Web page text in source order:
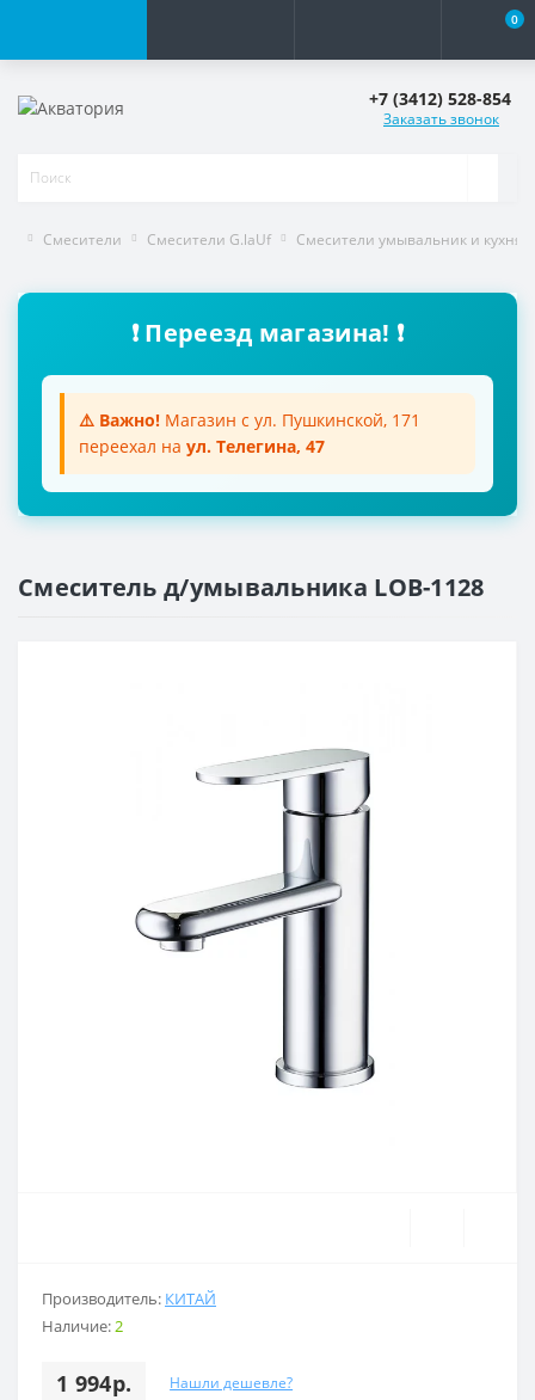
0
+7 (3412) 528-854
Заказать звонок
Смесители Смесители G.laUf Смесители умывальник и кухня
❗ Переезд магазина! ❗
⚠️ Важно! Магазин с ул. Пушкинской, 171
переехал на ул. Телегина, 47
Смеситель д/умывальника LOB-1128
Производитель: КИТАЙ
Наличие:2
1 994р. Нашли дешевле?